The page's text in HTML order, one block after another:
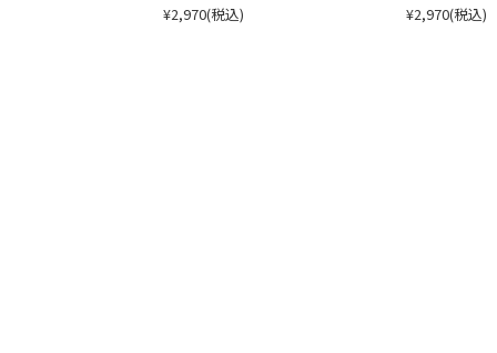
¥2,970(税込)
¥2,970(税込)